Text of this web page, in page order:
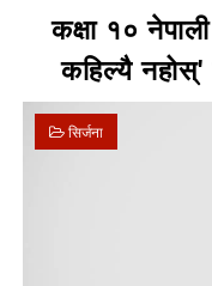
कक्षा १०
कहिल्यै नहोस्'
सिर्जना